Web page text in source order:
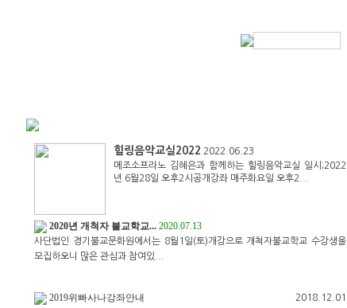
힐링음악교실2022 2022.06.23
메조소프라노 김혜은과 함께하는 힐링음악교실 일시;2022
년 6월28일 오후2시공개강좌 매주화요일 오후2...
2020년 개척자 불교학교... 2020.07.13
사단법인 경기불교문화원에서는 8월1일(토)개강으로 개척자불교학교 수강생을
모집하오니 많은 관심과 참여있...
2019위빠사나강좌안내 2018.12.01